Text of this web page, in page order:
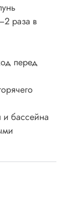
раза в
перед
бассейна